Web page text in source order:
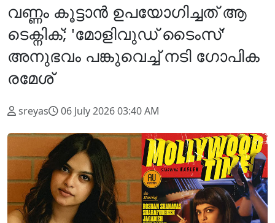
വണ്ണം കൂട്ടാൻ ഉപയോ​ഗിച്ചത് ആ
ടെക്നിക്; 'മോളിവുഡ് ടൈംസ്'
അനുഭവം പങ്കുവെച്ച് നടി ഗോപിക
രമേശ്
sreyas 06 July 2026 03:40 AM